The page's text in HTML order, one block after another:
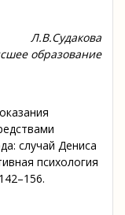
Л.В.Судакова
образование
случай Дениса
психология